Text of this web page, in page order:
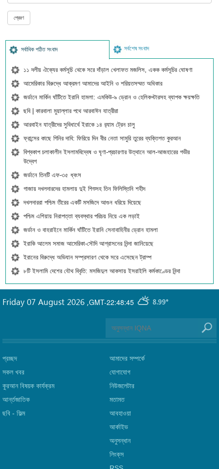
সর্বাধিক পঠিত সংবাদ সর্বশেষ সংবাদ
১১ দলীয় ঐক্যের কর্মসূচি থেকে সরে দাঁড়াল খেলাফত মজলিস, একক কর্মসূচির ঘোষণা
আমেরিকার বিরুদ্ধে আক্রমণ আমাদের আইনি ও শরিয়তসম্মত অধিকার
জর্ডানে মার্কিন ঘাঁটিতে ইরানি হামলা: এমকিউ-৯ ড্রোন ও হেলিকপ্টারসহ ব্যাপক ক্ষয়ক্ষতি
ছবি | কারবালা মুয়াল্লার পথে আরবাঈন যাত্রীরা
আরবাইন যাত্রীদের সুবিধার্থে ইরাকে ১৪ র‍্যাম ট্রেন চালু
ফ্রান্সের কাছে গিনির দাবি: ফিরিয়ে দিন বীর নেতা সামুরি তুরের ব্যক্তিগত কুরআন
বিশ্বকাপ চলাকালীন ইসলামবিদ্বেষ ও ঘৃণা-প্রচারণার উত্থানে আল-আজহারের গভীর
উদ্বেগ
জর্ডানে তিনটি এফ-৩৫ ধ্বংস
গাজায় দখলদারদের হামলায় দুই শিশুসহ তিন ফিলিস্তিনি শহীদ
দখলদাররা পশ্চিম তীরের একটি মসজিদে আগুন ধরিয়ে দিয়েছে
পশ্চিম এশিয়ায় নিরাপত্তা ব্যবস্থার পরিচয় নিয়ে এক লড়াই
জর্ডান ও বাহরাইনে মার্কিন ঘাঁটিতে ইরানি সেনাবাহিনীর ড্রোন হামলা
ইরাকি আলেম সমাজ আমেরিকা-সৌদি আগ্রাসনের নিন্দা জানিয়েছে
ইরানের বিরুদ্ধে অভিযান সম্প্রসারণ থেকে সরে এসেছেন ট্রাম্প
৮টি ইসলামি দেশের যৌথ বিবৃতি: মসজিদুল আকসায় ইসরাইলি কর্মকাণ্ডের নিন্দা
GMT-22:48:45 8.99°
Friday 07 August 2026 ,
প্রচ্ছদ
সকল খবর
কুরআন বিষয়ক কার্যক্রম
আর্ন্তজাতিক
ছবি‎ - ফিল্ম
আমাদের সম্পর্কে
যোগাযোগ
নিউজলেটার
মতামত
আবহাওয়া
আর্কাইভ
অনুসন্ধান
লিংক্‌স